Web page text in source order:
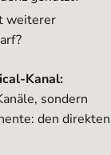
weiterer
Kanal:
sondern
den direkten